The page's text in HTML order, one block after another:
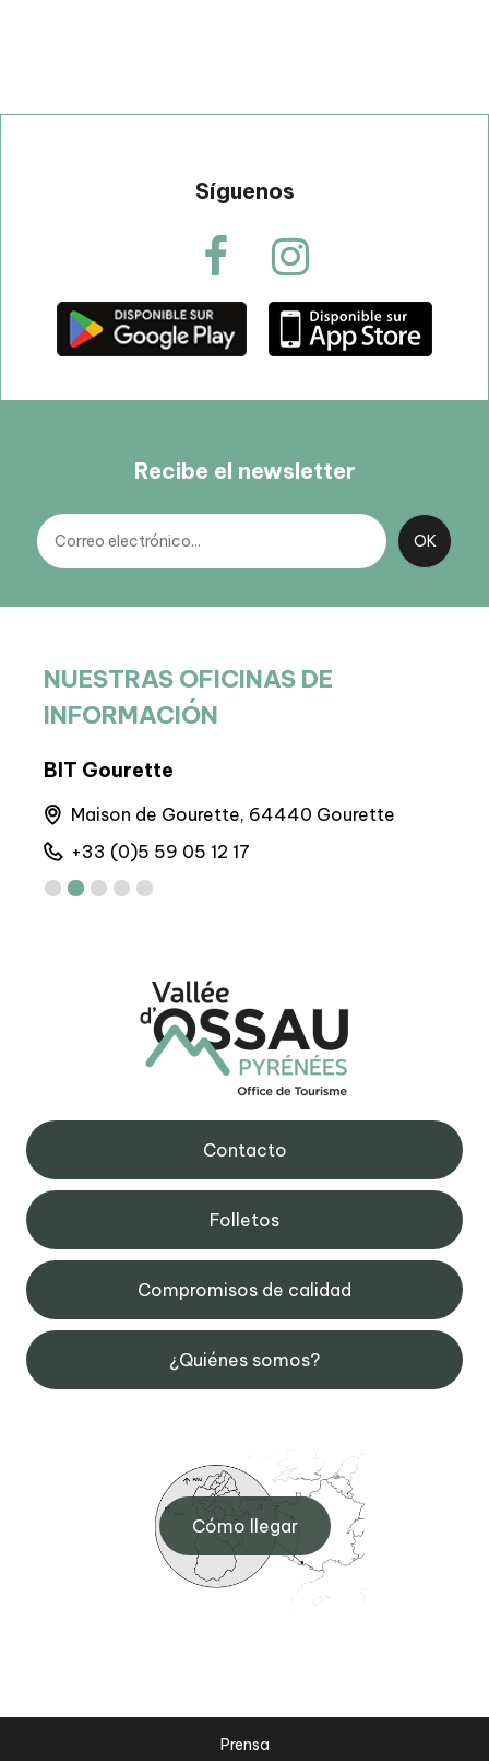
Síguenos
Recibe el newsletter
NUESTRAS OFICINAS DE
INFORMACIÓN
BIT Gourette
Maison de Gourette, 64440 Gourette
+33 (0)5 59 05 12 17
Contacto
Folletos
Compromisos de calidad
¿Quiénes somos?
Cómo llegar
Prensa